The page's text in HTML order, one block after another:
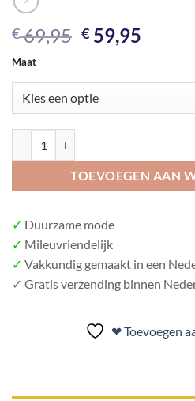
€69,95 Original
price
€ 69,95.
€ 59,95
Maat
TOEVOEGEN AAN
✓ Duurzame mode
✓ Mileuvriendelijk
✓ Vakkundig gemaakt in een
✓ Gratis verzending binnen
❤ Toevoegen